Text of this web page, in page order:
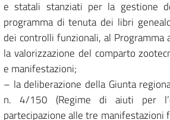
e statali stanziati per la gestione
programma di tenuta dei libri
dei controlli funzionali, al Programma
la valorizzazione del comparto
e manifestazioni;
– la deliberazione della Giunta
n. 4/150 (Regime di aiuti per
partecipazione alle tre manifestazioni